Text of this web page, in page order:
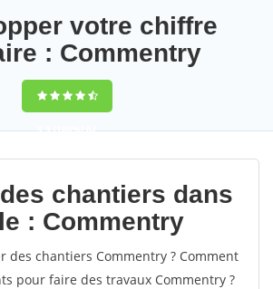
votre chiffre
: Commentry
9,5(100%)62
votes
chantiers dans
: Commentry
des chantiers Commentry ? Comment
pour faire des travaux Commentry ?